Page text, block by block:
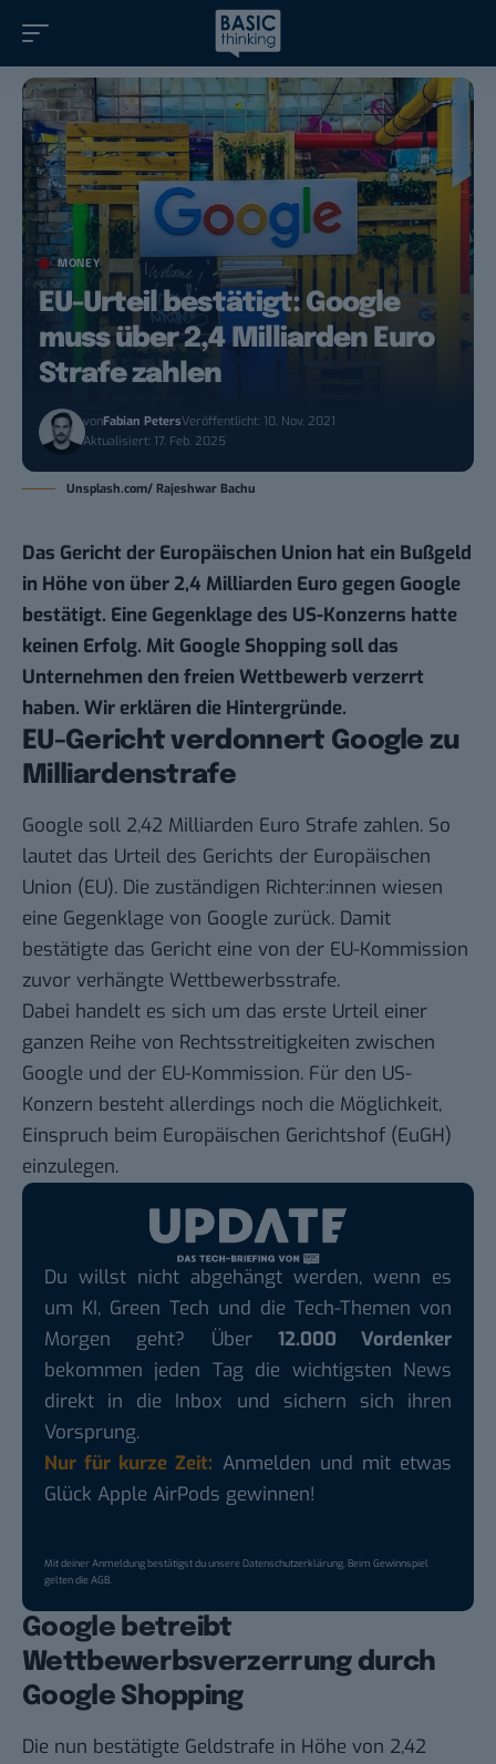
MONEY
EU-Urteil bestätigt: Google
muss über 2,4 Milliarden Euro
Strafe zahlen
vonFabian PetersVeröffentlicht: 10. Nov. 2021
Aktualisiert: 17. Feb. 2025
Unsplash.com/ Rajeshwar Bachu
Das Gericht der Europäischen Union hat ein Bußgeld
in Höhe von über 2,4 Milliarden Euro gegen Google
bestätigt. Eine Gegenklage des US-Konzerns hatte
keinen Erfolg. Mit Google Shopping soll das
Unternehmen den freien Wettbewerb verzerrt
haben. Wir erklären die Hintergründe.
EU-Gericht verdonnert Google zu
Milliardenstrafe
Google soll 2,42 Milliarden Euro Strafe zahlen. So
lautet das Urteil des Gerichts der Europäischen
Union (EU). Die zuständigen Richter:innen wiesen
eine Gegenklage von Google zurück. Damit
bestätigte das Gericht eine von der EU-Kommission
zuvor verhängte Wettbewerbsstrafe.
Dabei handelt es sich um das erste Urteil einer
ganzen Reihe von Rechtsstreitigkeiten zwischen
Google und der EU-Kommission. Für den US-
Konzern besteht allerdings noch die Möglichkeit,
Einspruch beim Europäischen Gerichtshof (EuGH)
einzulegen.
Du willst nicht abgehängt werden, wenn es
um KI, Green Tech und die Tech-Themen von
Morgen geht? Über 12.000 Vordenker
bekommen jeden Tag die wichtigsten News
direkt in die Inbox und sichern sich ihren
Vorsprung.
Nur für kurze Zeit: Anmelden und mit etwas
Glück Apple AirPods gewinnen!
Mit deiner Anmeldung bestätigst du unsereDatenschutzerklärung. Beim Gewinnspiel
gelten dieAGB.
Google betreibt
Wettbewerbsverzerrung durch
Google Shopping
Die nun bestätigte Geldstrafe in Höhe von 2,42